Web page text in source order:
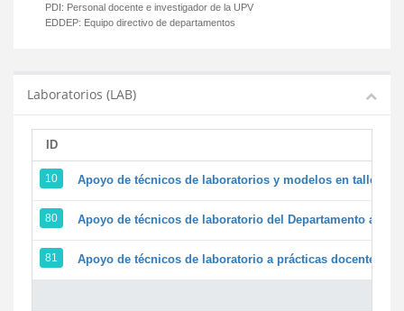
PDI: Personal docente e investigador de la UPV
EDDEP: Equipo directivo de departamentos
Laboratorios (LAB)
ID
10 Apoyo de técnicos de laboratorios y modelos en
80 Apoyo de técnicos de laboratorio del Departamento a la
81 Apoyo de técnicos de laboratorio a prácticas docentes y